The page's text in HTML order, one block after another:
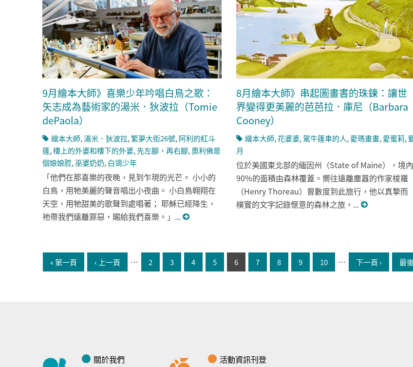
9月繪本大師》喜樂少年吟唱白鳥之歌：
矢志成為藝術家的湯米．狄波拉（Tomie
dePaola）
繪本大師,湯米．狄波拉,繁夢大街26號, 阿利的紅斗
篷,樓上的外婆和樓下的外婆, 先左腳，再右腳,奧利佛是
個娘娘腔,巫婆奶奶, 白鴿少年
「他們在那喜樂的夜晚，見到乍現的光芒。 小小的
白鳥，用牠美麗的聲音唱出小夜曲。 小白鳥翱翔在
天空，用牠甜美的歌聲到處唱著； 耶穌已經降生，
祂帶我們遠離罪惡，賜給我們喜樂。」...
8月繪本大師》串起圖畫書的珠鍊：讓世
界變得更美麗的芭芭拉．庫尼（Barbara
Cooney）
繪本大師,花婆婆,駕牛篷車的人, 愛瑪畫畫, 愛蜜莉,
月
位於美國東北部的緬因州（State of Maine），境內
90%的面積由森林覆蓋。嚮往遠離塵囂的作家梭羅
（Henry Thoreau）曾數度到此旅行，他以真摯而
樸實的文字記錄愜意的森林之旅，...
頁面
« 第一頁 ‹ 上一頁 … 2 3 4 5 6 7 8 9 10 … 下一頁 › 最
關於我們 活動資訊刊登